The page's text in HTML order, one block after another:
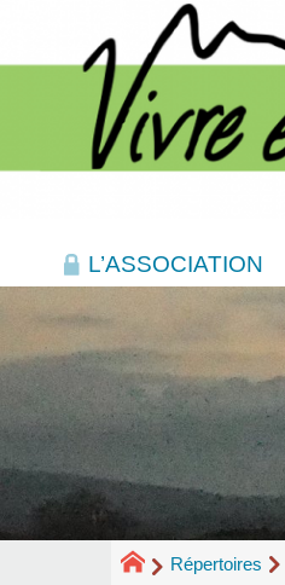
L’ASSOCIATION
Répertoires